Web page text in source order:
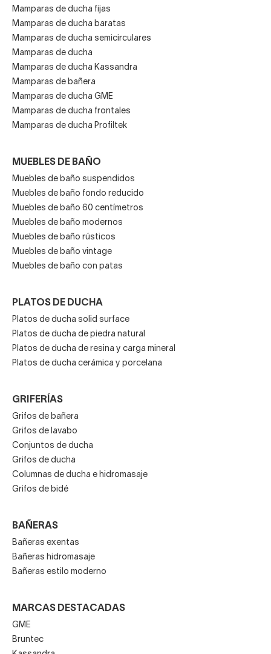
Mamparas de ducha fijas
Mamparas de ducha baratas
Mamparas de ducha semicirculares
Mamparas de ducha
Mamparas de ducha Kassandra
Mamparas de bañera
Mamparas de ducha GME
Mamparas de ducha frontales
Mamparas de ducha Profiltek
MUEBLES DE BAÑO
Muebles de baño suspendidos
Muebles de baño fondo reducido
Muebles de baño 60 centímetros
Muebles de baño modernos
Muebles de baño rústicos
Muebles de baño vintage
Muebles de baño con patas
PLATOS DE DUCHA
Platos de ducha solid surface
Platos de ducha de piedra natural
Platos de ducha de resina y carga mineral
Platos de ducha cerámica y porcelana
GRIFERÍAS
Grifos de bañera
Grifos de lavabo
Conjuntos de ducha
Grifos de ducha
Columnas de ducha e hidromasaje
Grifos de bidé
BAÑERAS
Bañeras exentas
Bañeras hidromasaje
Bañeras estilo moderno
MARCAS DESTACADAS
GME
Bruntec